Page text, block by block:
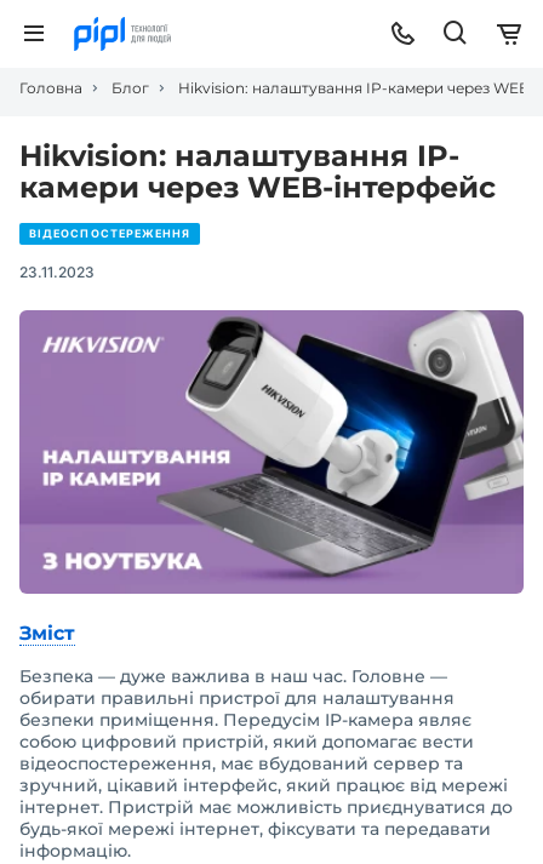
Головна Блог Hikvision: налаштування IP-камери через WEB-
Hikvision: налаштування IP-
камери через WEB-інтерфейс
ВІДЕОСПОСТЕРЕЖЕННЯ
23.11.2023
Зміст
Безпека — дуже важлива в наш час. Головне —
обирати правильні пристрої для налаштування
безпеки приміщення. Передусім IP-камера являє
собою цифровий пристрій, який допомагає вести
відеоспостереження, має вбудований сервер та
зручний, цікавий інтерфейс, який працює від мережі
інтернет. Пристрій має можливість приєднуватися до
будь-якої мережі інтернет, фіксувати та передавати
інформацію.